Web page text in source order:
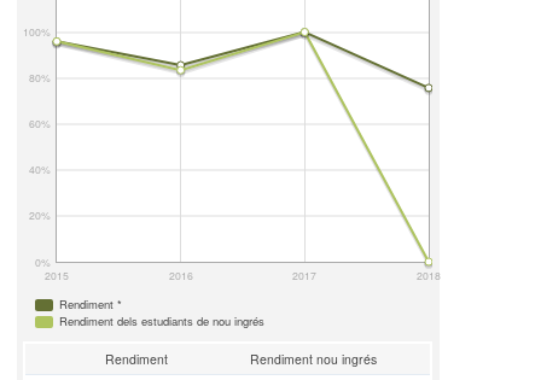
2015 2016 2017 2018
0%
20%
40%
60%
80%
100%
Rendiment *
Rendiment dels estudiants de nou ingrés
Rendiment Rendiment nou ingrés